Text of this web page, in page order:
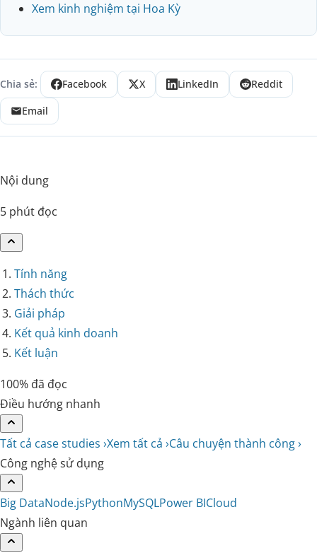
Xem kinh nghiệm tại Hoa Kỳ
Chia sẻ: Facebook X LinkedIn
Reddit
Email
Nội dung
5 phút đọc
Tính năng
Thách thức
Giải pháp
Kết quả kinh doanh
Kết luận
100% đã đọc
Điều hướng nhanh
Tất cả case studies ›Xem tất cả ›Câu chuyện thành công ›
Công nghệ sử dụng
Big DataNode.jsPythonMySQLPower BICloud
Ngành liên quan